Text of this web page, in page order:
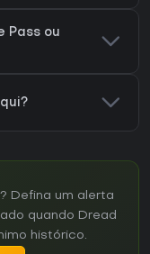
Pass ou
Defina um alerta
quando Dread
histórico.